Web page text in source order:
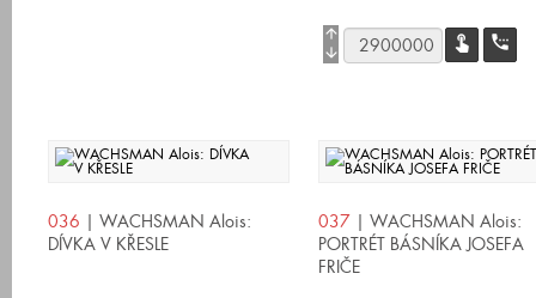
arrow_upward
arrow_downward
touch_app settings_phone
036 | WACHSMAN Alois:
DÍVKA V KŘESLE
037 | WACHSMAN Alois:
PORTRÉT BÁSNÍKA JOSEFA
FRIČE